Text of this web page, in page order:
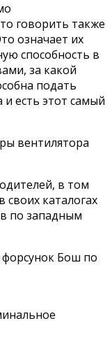
говорить также
означает их
способность в
за какой
подать
есть этот самый
вентилятора
в том
каталогах
по западным
Бош по